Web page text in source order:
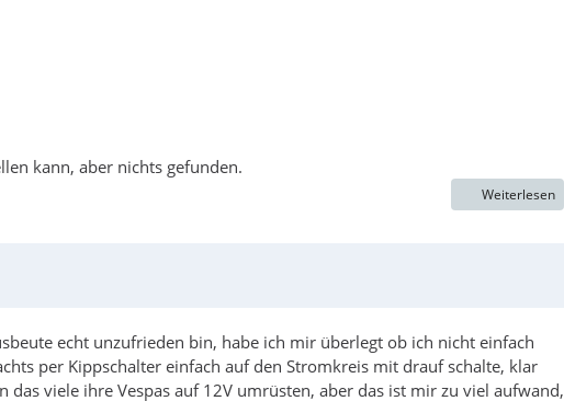
kann, aber nichts gefunden.
Weiterlesen
echt unzufrieden bin, habe ich mir überlegt ob ich nicht einfach
per Kippschalter einfach auf den Stromkreis mit drauf schalte, klar
das viele ihre Vespas auf 12V umrüsten, aber das ist mir zu viel aufwand,